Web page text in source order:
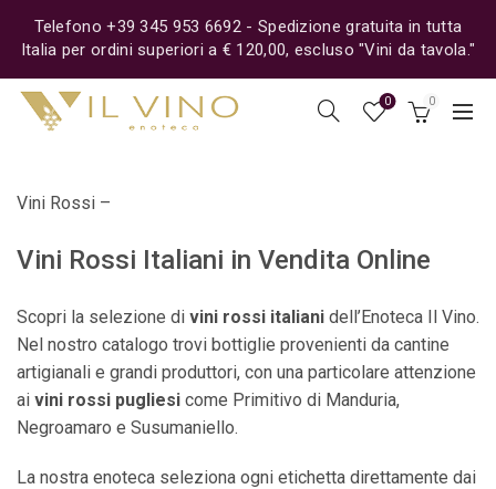
Telefono +39 345 953 6692 - Spedizione gratuita in tutta
Italia per ordini superiori a € 120,00, escluso "Vini da tavola."
0 0
Vini Rossi –
Vini Rossi Italiani in Vendita Online
Scopri la selezione di vini rossi italiani dell’Enoteca Il Vino.
Nel nostro catalogo trovi bottiglie provenienti da cantine
artigianali e grandi produttori, con una particolare attenzione
ai vini rossi pugliesi come Primitivo di Manduria,
Negroamaro e Susumaniello.
La nostra enoteca seleziona ogni etichetta direttamente dai